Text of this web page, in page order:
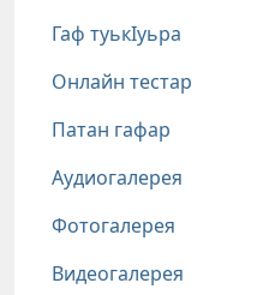
Гаф туькIуьра
Онлайн тестар
Патан гафар
Аудиогалерея
Фотогалерея
Видеогалерея